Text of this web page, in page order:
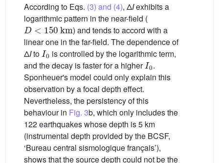
According to Eqs. (3) and (4), ΔIexhibits a
logarithmic pattern in the near-field (
D<150km
) and tends to accord with a
linear one in the far-field. The dependence of
ΔIto
I0
is controlled by the logarithmic term,
and the decay is faster for a higher
I0
.
Sponheuer's model could only explain this
observation by a focal depth effect.
Nevertheless, the persistency of this
behaviour in Fig. 3b, which only includes the
122 earthquakes whose depth is 5 km
(instrumental depth provided by the BCSF,
‘Bureau central sismologique français’),
shows that the source depth could not be the